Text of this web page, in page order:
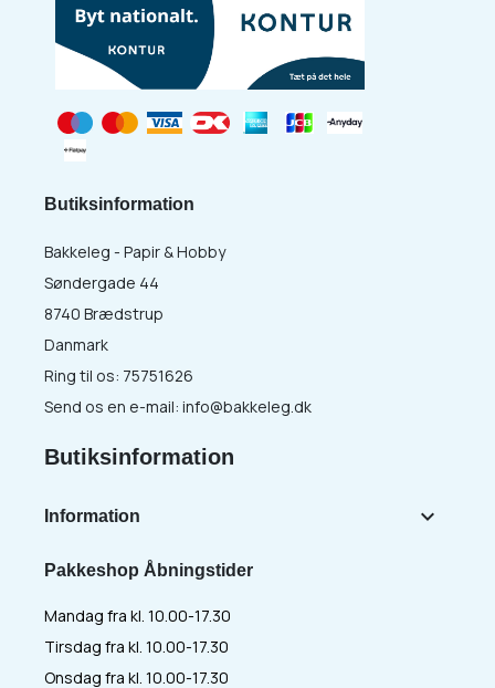
Pakkeshop Åbningstider
Mandag fra kl. 10.00-17.30
Tirsdag fra kl. 10.00-17.30
Onsdag fra kl. 10.00-17.30
Butiksinformation
Bakkeleg - Papir & Hobby
Søndergade 44
8740 Brædstrup
Danmark
Ring til os: 75751626
Send os en e-mail: info@bakkeleg.dk
Butiksinformation
Information 